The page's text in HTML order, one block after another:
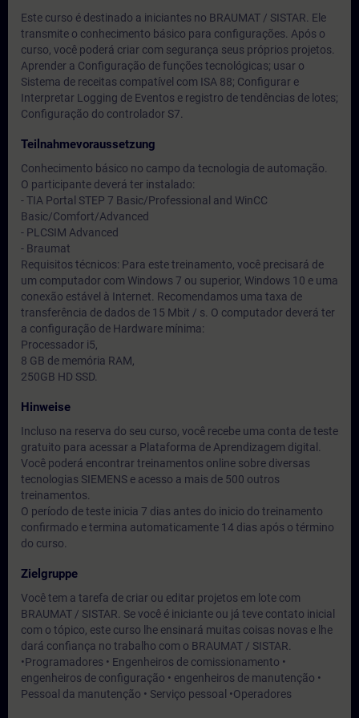
Este curso é destinado a iniciantes no BRAUMAT / SISTAR. Ele
transmite o conhecimento básico para configurações. Após o
curso, você poderá criar com segurança seus próprios projetos.
Aprender a Configuração de funções tecnológicas; usar o
Sistema de receitas compatível com ISA 88; Configurar e
Interpretar Logging de Eventos e registro de tendências de lotes;
Configuração do controlador S7.
Teilnahmevoraussetzung
Conhecimento básico no campo da tecnologia de automação.
O participante deverá ter instalado:
- TIA Portal STEP 7 Basic/Professional and WinCC
Basic/Comfort/Advanced
- PLCSIM Advanced
- Braumat
Requisitos técnicos: Para este treinamento, você precisará de
um computador com Windows 7 ou superior, Windows 10 e uma
conexão estável à Internet. Recomendamos uma taxa de
transferência de dados de 15 Mbit / s. O computador deverá ter
a configuração de Hardware mínima:
Processador i5,
8 GB de memória RAM,
250GB HD SSD.
Hinweise
Incluso na reserva do seu curso, você recebe uma conta de teste
gratuito para acessar a Plataforma de Aprendizagem digital.
Você poderá encontrar treinamentos online sobre diversas
tecnologias SIEMENS e acesso a mais de 500 outros
treinamentos.
O período de teste inicia 7 dias antes do inicio do treinamento
confirmado e termina automaticamente 14 dias após o término
do curso.
Zielgruppe
Você tem a tarefa de criar ou editar projetos em lote com
BRAUMAT / SISTAR. Se você é iniciante ou já teve contato inicial
com o tópico, este curso lhe ensinará muitas coisas novas e lhe
dará confiança no trabalho com o BRAUMAT / SISTAR.
•Programadores • Engenheiros de comissionamento •
engenheiros de configuração • engenheiros de manutenção •
Pessoal da manutenção • Serviço pessoal •Operadores